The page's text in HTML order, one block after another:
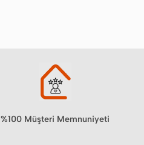
%100 Müşteri Memnuniyeti